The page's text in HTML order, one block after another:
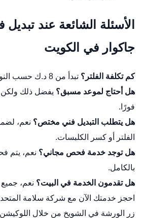
الأسئلة الشائعة عند تبديل
جاكوار في الكويت
كم تكلفة الفلتر؟ تبدأ من 8 د.ك حسب النوع.
هل أحتاج لموعد مسبق؟ يفضل ذلك ولكن
فورًا.
هل يتطلب التبديل فني مختص؟ نعم،
الفلتر أو كسر الكلبسات.
هل توجد خدمة فحص مجاني؟ نعم، يتم
بالكامل.
هل تقدمون الخدمة في البيت؟ نعم،
زر الورشة في الشويخ من خلال اللوكيشن